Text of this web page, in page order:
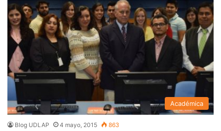
Académica
Blog UDLAP 4 mayo, 2015 863